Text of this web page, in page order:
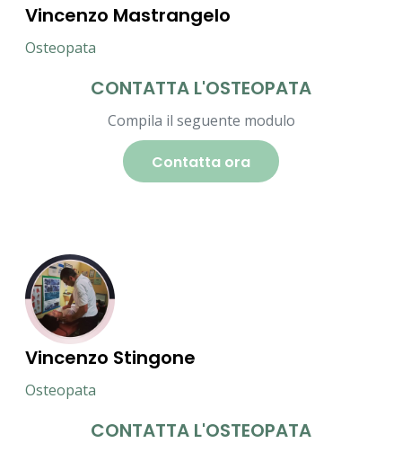
Vincenzo Mastrangelo
Osteopata
CONTATTA L'OSTEOPATA
Compila il seguente modulo
Contatta ora
Vincenzo Stingone
Osteopata
CONTATTA L'OSTEOPATA